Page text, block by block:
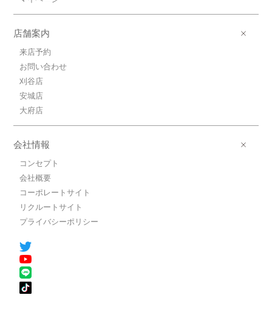
店舗案内
来店予約
お問い合わせ
刈谷店
安城店
大府店
会社情報
コンセプト
会社概要
コーポレートサイト
リクルートサイト
プライバシーポリシー